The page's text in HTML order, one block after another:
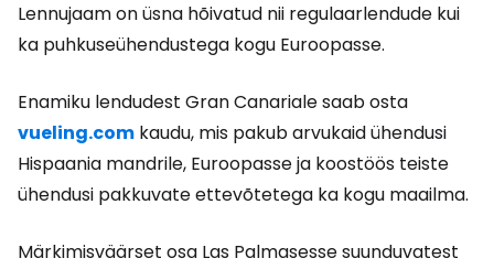
Lennujaam on üsna hõivatud nii regulaarlendude kui
ka puhkuseühendustega kogu Euroopasse.
Enamiku lendudest Gran Canariale saab osta
vueling.com kaudu, mis pakub arvukaid ühendusi
Hispaania mandrile, Euroopasse ja koostöös teiste
ühendusi pakkuvate ettevõtetega ka kogu maailma.
Märkimisväärset osa Las Palmasesse suunduvatest